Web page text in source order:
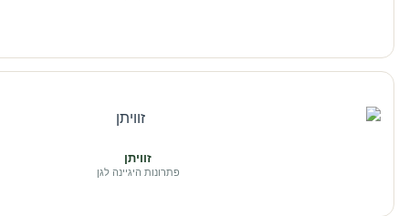
זוויתן
פתרונות היגיינה לגן